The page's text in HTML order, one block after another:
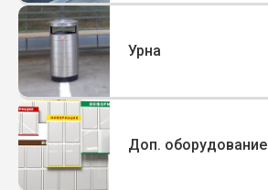
Урна
Доп. оборудование